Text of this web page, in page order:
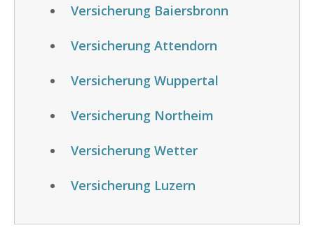
Versicherung Baiersbronn
Versicherung Attendorn
Versicherung Wuppertal
Versicherung Northeim
Versicherung Wetter
Versicherung Luzern